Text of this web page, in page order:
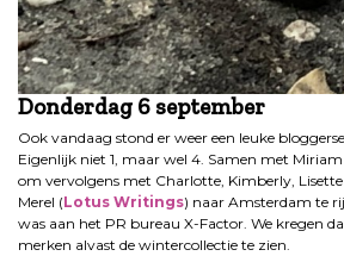
Donderdag 6 september
Ook vandaag stond er weer een leuke
Eigenlijk niet 1, maar wel 4. Samen met
om vervolgens met Charlotte, Kimberly, Lisette
Merel (Lotus Writings) naar Amsterdam te
was aan het PR bureau X-Factor. We kregen
merken alvast de wintercollectie te zien.